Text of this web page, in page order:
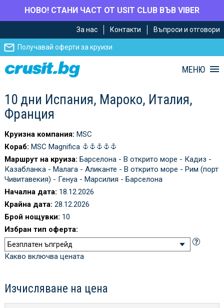
НОВО! СТАНИ ЧАСТ ОТ USIT CLUB ВЪВ VIBER
главното
съдържание
Навигацията
За нас Контакти Въпроси и отговори
Получавай оферти за круизи
МЕНЮ
10 дни Испания, Мароко, Италия,
Франция
Круизна компания: MSC
Кораб: MSC Magnifica
Маршрут на круиза: Барселона - В открито море - Кадиз -
Казабланка - Малага - Аликанте - В открито море - Рим (порт
Чивитавекия) - Генуа - Марсилия - Барселона
Начална дата: 18.12.2026
Крайна дата: 28.12.2026
Брой нощувки: 10
Избран тип оферта:
Какво включва цената
Изчисляване на цена